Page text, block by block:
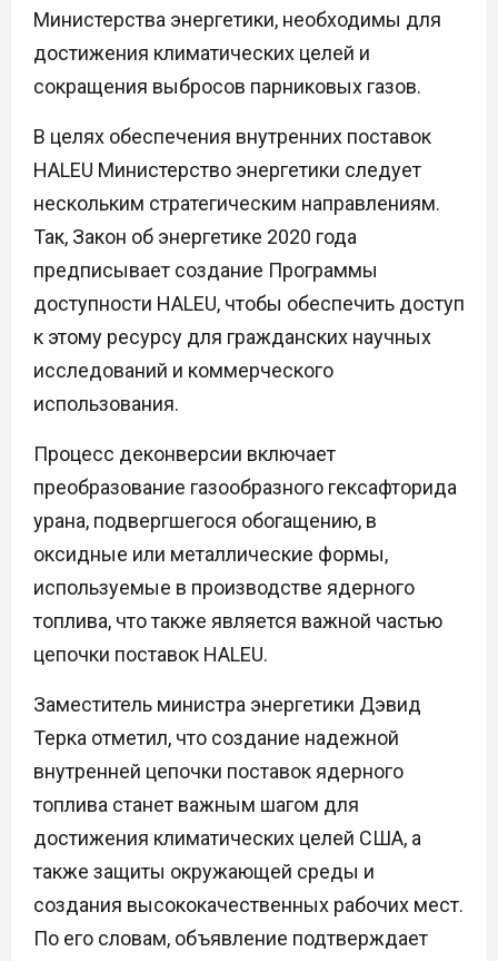
Министерства энергетики, необходимы для
достижения климатических целей и
сокращения выбросов парниковых газов.
В целях обеспечения внутренних поставок
HALEU Министерство энергетики следует
нескольким стратегическим направлениям.
Так, Закон об энергетике 2020 года
предписывает создание Программы
доступности HALEU, чтобы обеспечить доступ
к этому ресурсу для гражданских научных
исследований и коммерческого
использования.
Процесс деконверсии включает
преобразование газообразного гексафторида
урана, подвергшегося обогащению, в
оксидные или металлические формы,
используемые в производстве ядерного
топлива, что также является важной частью
цепочки поставок HALEU.
Заместитель министра энергетики Дэвид
Терка отметил, что создание надежной
внутренней цепочки поставок ядерного
топлива станет важным шагом для
достижения климатических целей США, а
также защиты окружающей среды и
создания высококачественных рабочих мест.
По его словам, объявление подтверждает